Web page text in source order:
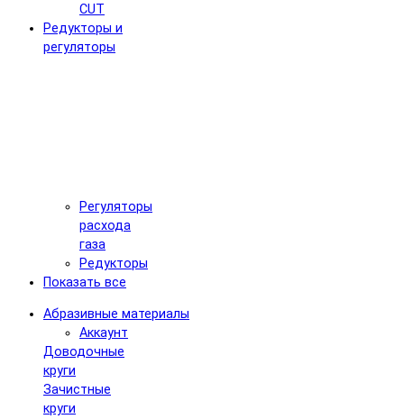
CUT
Редукторы и
регуляторы
Регуляторы
расхода
газа
Редукторы
Показать все
Абразивные материалы
Аккаунт
Доводочные
круги
Зачистные
круги